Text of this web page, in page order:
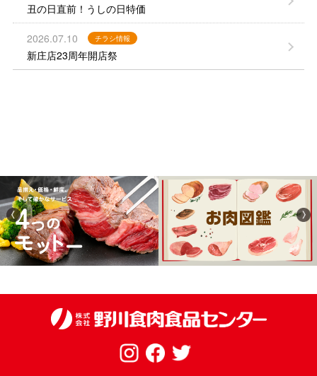
丑の日直前！うしの日特価
2026.07.10 チラシ情報
新庄店23周年開店祭